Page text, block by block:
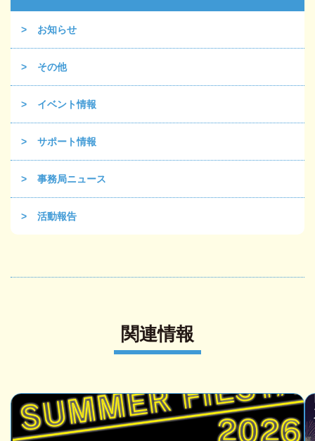
お知らせ
その他
イベント情報
サポート情報
事務局ニュース
活動報告
関連情報